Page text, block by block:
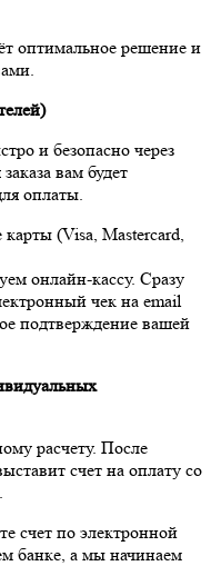
оптимальное решение и
и безопасно через
вам будет
оплаты.
(Visa, Mastercard,
онлайн-кассу. Сразу
чек на email
подтверждение вашей
расчету. После
счет на оплату со
счет по электронной
банке, а мы начинаем